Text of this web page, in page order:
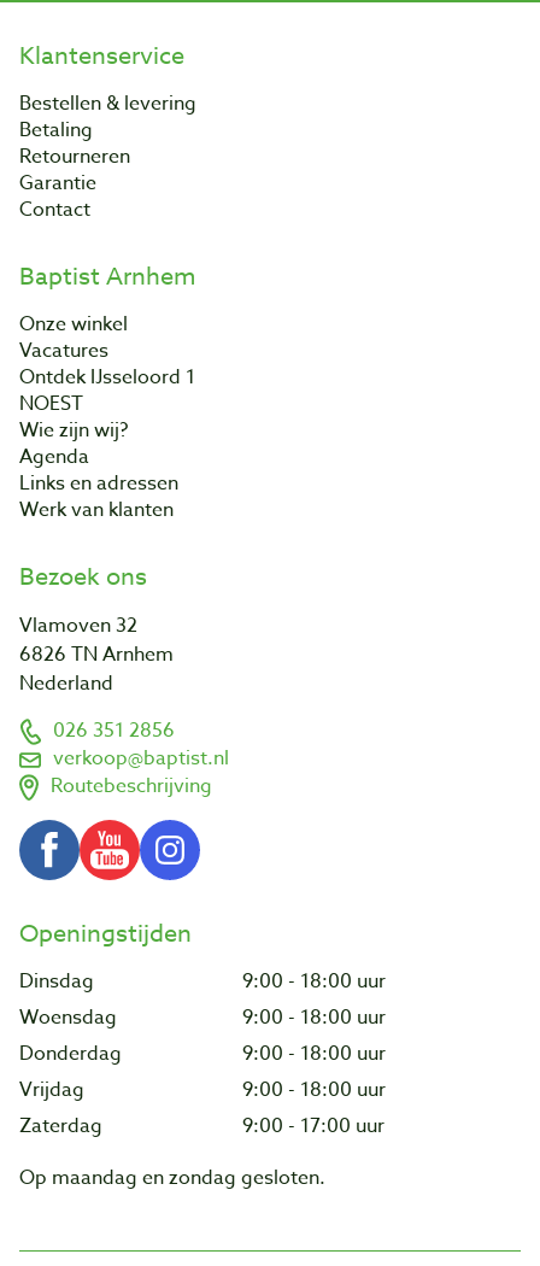
Klantenservice
Bestellen & levering
Betaling
Retourneren
Garantie
Contact
Baptist Arnhem
Onze winkel
Vacatures
Ontdek IJsseloord 1
NOEST
Wie zijn wij?
Agenda
Links en adressen
Werk van klanten
Bezoek ons
Vlamoven 32
6826 TN Arnhem
Nederland
026 351 2856
verkoop@baptist.nl
Routebeschrijving
Openingstijden
Dinsdag
9:00 - 18:00 uur
Woensdag
9:00 - 18:00 uur
Donderdag
9:00 - 18:00 uur
Vrijdag
9:00 - 18:00 uur
Zaterdag
9:00 - 17:00 uur
Op maandag en zondag gesloten.